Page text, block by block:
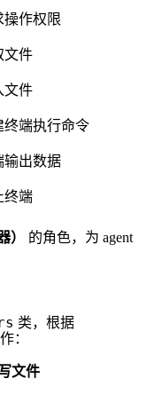
操作权限
文件
文件
终端执行命令
输出数据
终端
）
的角色，为 agent
类，根据
：
文件